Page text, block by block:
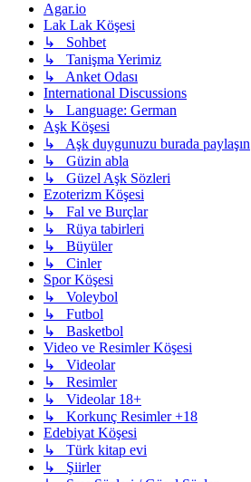
Agar.io
Lak Lak Köşesi
↳ Sohbet
↳ Tanişma Yerimiz
↳ Anket Odası
International Discussions
↳ Language: German
Aşk Köşesi
↳ Aşk duygunuzu burada paylaşın
↳ Güzin abla
↳ Güzel Aşk Sözleri
Ezoterizm Köşesi
↳ Fal ve Burçlar
↳ Rüya tabirleri
↳ Büyüler
↳ Cinler
Spor Köşesi
↳ Voleybol
↳ Futbol
↳ Basketbol
Video ve Resimler Köşesi
↳ Videolar
↳ Resimler
↳ Videolar 18+
↳ Korkunç Resimler +18
Edebiyat Köşesi
↳ Türk kitap evi
↳ Şiirler